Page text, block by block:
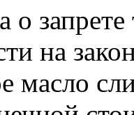
о
на
масло